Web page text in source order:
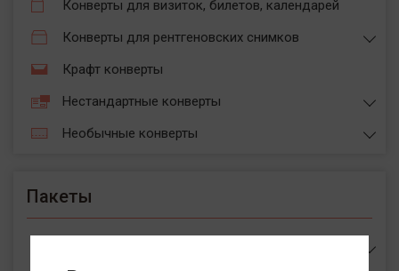
Конверты для визиток, билетов, календарей
Конверты для рентгеновских снимков
Крафт конверты
Нестандартные конверты
Необычные конверты
Пакеты